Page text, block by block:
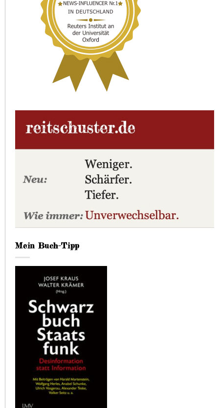
Mein Buch-Tipp